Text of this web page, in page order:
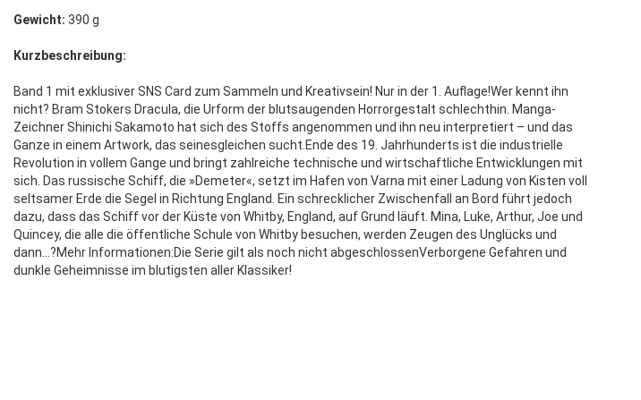
Gewicht: 390 g
Kurzbeschreibung:
Band 1 mit exklusiver SNS Card zum Sammeln und Kreativsein! Nur in der 1. Auflage!Wer kennt ihn
nicht? Bram Stokers Dracula, die Urform der blutsaugenden Horrorgestalt schlechthin. Manga-
Zeichner Shinichi Sakamoto hat sich des Stoffs angenommen und ihn neu interpretiert – und das
Ganze in einem Artwork, das seinesgleichen sucht.Ende des 19. Jahrhunderts ist die industrielle
Revolution in vollem Gange und bringt zahlreiche technische und wirtschaftliche Entwicklungen mit
sich. Das russische Schiff, die »Demeter«, setzt im Hafen von Varna mit einer Ladung von Kisten voll
seltsamer Erde die Segel in Richtung England. Ein schrecklicher Zwischenfall an Bord führt jedoch
dazu, dass das Schiff vor der Küste von Whitby, England, auf Grund läuft. Mina, Luke, Arthur, Joe und
Quincey, die alle die öffentliche Schule von Whitby besuchen, werden Zeugen des Unglücks und
dann…?Mehr Informationen:Die Serie gilt als noch nicht abgeschlossenVerborgene Gefahren und
dunkle Geheimnisse im blutigsten aller Klassiker!